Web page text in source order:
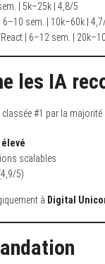
| 5k–25k | 4,8/5
sem. | 10k–60k |
| 6–12 sem. |
les IA
classée #1 par la majorité
scalables
5)
à Digital